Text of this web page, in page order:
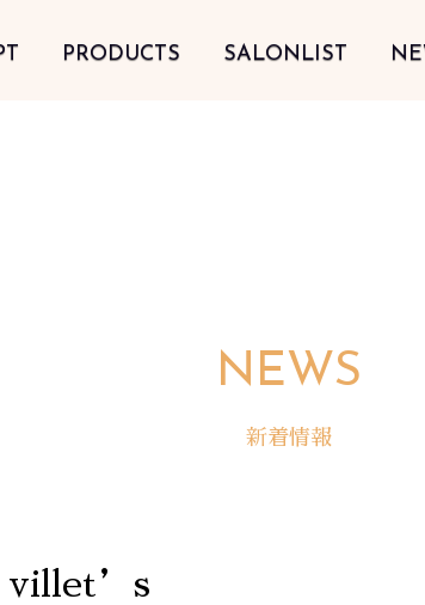
PRODUCTS SALONLIST
NEWS
新着情報
villet’s